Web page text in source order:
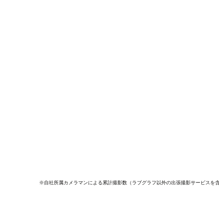
※自社所属カメラマンによる累計撮影数（ラブグラフ以外の出張撮影サービスを